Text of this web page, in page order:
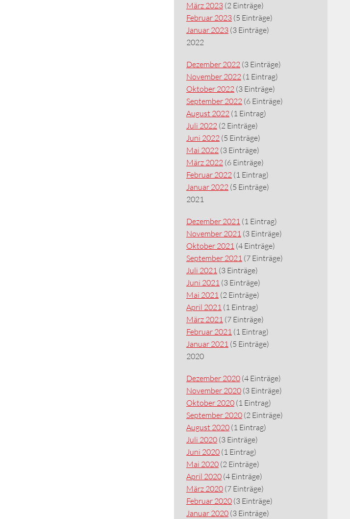
März 2023 (2 Einträge)
Februar 2023 (5 Einträge)
Januar 2023 (3 Einträge)
2022
Dezember 2022 (3 Einträge)
November 2022 (1 Eintrag)
Oktober 2022 (3 Einträge)
September 2022 (6 Einträge)
August 2022 (1 Eintrag)
Juli 2022 (2 Einträge)
Juni 2022 (5 Einträge)
Mai 2022 (3 Einträge)
März 2022 (6 Einträge)
Februar 2022 (1 Eintrag)
Januar 2022 (5 Einträge)
2021
Dezember 2021 (1 Eintrag)
November 2021 (3 Einträge)
Oktober 2021 (4 Einträge)
September 2021 (7 Einträge)
Juli 2021 (3 Einträge)
Juni 2021 (3 Einträge)
Mai 2021 (2 Einträge)
April 2021 (1 Eintrag)
März 2021 (7 Einträge)
Februar 2021 (1 Eintrag)
Januar 2021 (5 Einträge)
2020
Dezember 2020 (4 Einträge)
November 2020 (3 Einträge)
Oktober 2020 (1 Eintrag)
September 2020 (2 Einträge)
August 2020 (1 Eintrag)
Juli 2020 (3 Einträge)
Juni 2020 (1 Eintrag)
Mai 2020 (2 Einträge)
April 2020 (4 Einträge)
März 2020 (7 Einträge)
Februar 2020 (3 Einträge)
Januar 2020 (3 Einträge)